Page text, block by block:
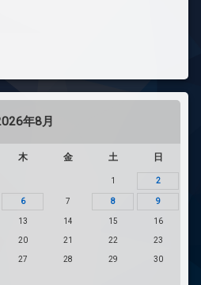
年8月
木 金 土 日
1 2
6 7 8 9
13 14 15 16
20 21 22 23
27 28 29 30